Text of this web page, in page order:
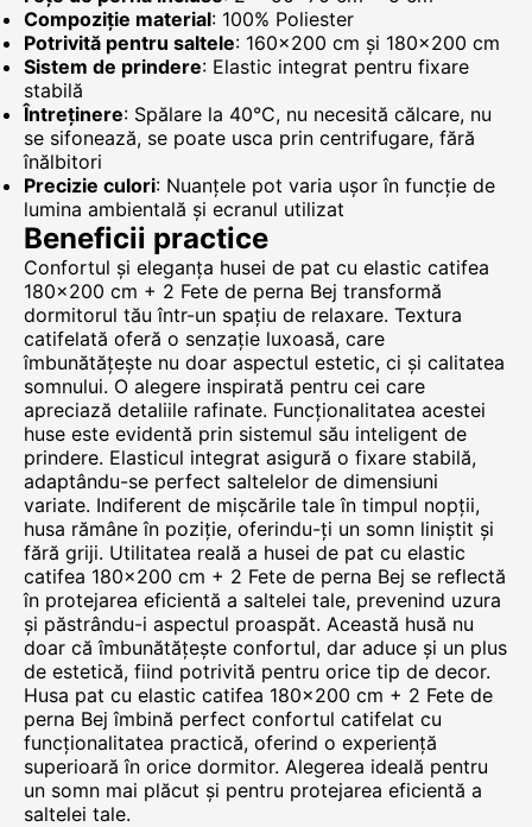
Compoziție material: 100% Poliester
Potrivită pentru saltele: 160×200 cm și 180×200 cm
Sistem de prindere: Elastic integrat pentru fixare
stabilă
Întreținere: Spălare la 40°C, nu necesită călcare, nu
se sifonează, se poate usca prin centrifugare, fără
înălbitori
Precizie culori: Nuanțele pot varia ușor în funcție de
lumina ambientală și ecranul utilizat
Beneficii practice
Confortul și eleganța husei de pat cu elastic catifea
180×200 cm + 2 Fete de perna Bej transformă
dormitorul tău într-un spațiu de relaxare. Textura
catifelată oferă o senzație luxoasă, care
îmbunătățește nu doar aspectul estetic, ci și calitatea
somnului. O alegere inspirată pentru cei care
apreciază detaliile rafinate. Funcționalitatea acestei
huse este evidentă prin sistemul său inteligent de
prindere. Elasticul integrat asigură o fixare stabilă,
adaptându-se perfect saltelelor de dimensiuni
variate. Indiferent de mișcările tale în timpul nopții,
husa rămâne în poziție, oferindu-ți un somn liniștit și
fără griji. Utilitatea reală a husei de pat cu elastic
catifea 180×200 cm + 2 Fete de perna Bej se reflectă
în protejarea eficientă a saltelei tale, prevenind uzura
și păstrându-i aspectul proaspăt. Această husă nu
doar că îmbunătățește confortul, dar aduce și un plus
de estetică, fiind potrivită pentru orice tip de decor.
Husa pat cu elastic catifea 180×200 cm + 2 Fete de
perna Bej îmbină perfect confortul catifelat cu
funcționalitatea practică, oferind o experiență
superioară în orice dormitor. Alegerea ideală pentru
un somn mai plăcut și pentru protejarea eficientă a
saltelei tale.